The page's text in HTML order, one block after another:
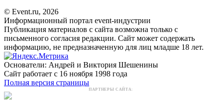
© Event.ru, 2026
Информационный портал event-индустрии
Публикация материалов с сайта возможна только с
письменного согласия редакции. Сайт может содержать
информацию, не предназначенную для лиц младше 18 лет.
Основатели: Андрей и Виктория Шешенины
Сайт работает с 16 ноября 1998 года
Полная версия страницы
ПАРТНЕРЫ САЙТА: